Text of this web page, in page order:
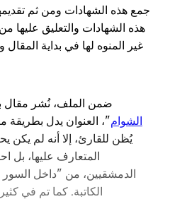
جمع هذه الشهادات ومن ثم
هذه الشهادات والتعليق عليها
غير المنوه لها في بداية المقال
ضمن الملف، نُشر مقال
الشوام"، العنوان يدل بطريقة
يُظن للقارئ، إلا أنه لم
المتعارف عليها،
الدمشقيين، من "داخل
الكاتبة. كما تم في